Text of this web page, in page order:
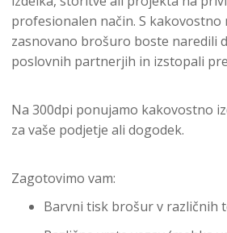
profesionalen način. S
zasnovano brošuro boste naredili
poslovnih partnerjih in izstopali
Na 300dpi ponujamo kakovostno
za vaše podjetje ali dogodek.
Zagotovimo vam:
Barvni tisk brošur v različnih